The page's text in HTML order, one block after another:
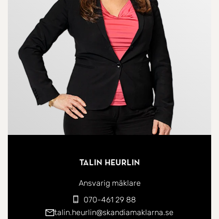
Dessutom finns en passage med gott om förvaring
i flera garderober samt en praktisk klädkammare.
Under det senaste året har bostaden fått flera fina
uppdateringar: nylagt golv i stora delar av
lägenheten, nymålade väggar, installerad
diskmaskin, nya innerdörrar och moderna handtag
på köksluckor och garderober. Fiber är draget till
sovrummet för snabb och stabil uppkoppling. Till
tvättstuga. I föreningen finns även en gemensam
pergola med utemöbler och möjlighet att använda
Talin Heurlin
Ansvarig mäklare
070-461 29 88
talin.heurlin@skandiamaklarna.se